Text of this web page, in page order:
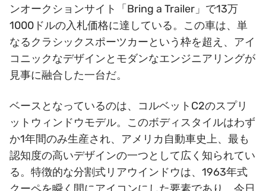
ンオークションサイト「Bring a Trailer」で13万
1000ドルの入札価格に達している。この車は、単
なるクラシックスポーツカーという枠を超え、アイ
コニックなデザインとモダンなエンジニアリングが
見事に融合した一台だ。
ベースとなっているのは、コルベットC2のスプリ
ットウィンドウモデル。このボディスタイルはわず
か1年間のみ生産され、アメリカ自動車史上、最も
認知度の高いデザインの一つとして広く知られてい
る。特徴的な分割式リアウインドウは、1963年式